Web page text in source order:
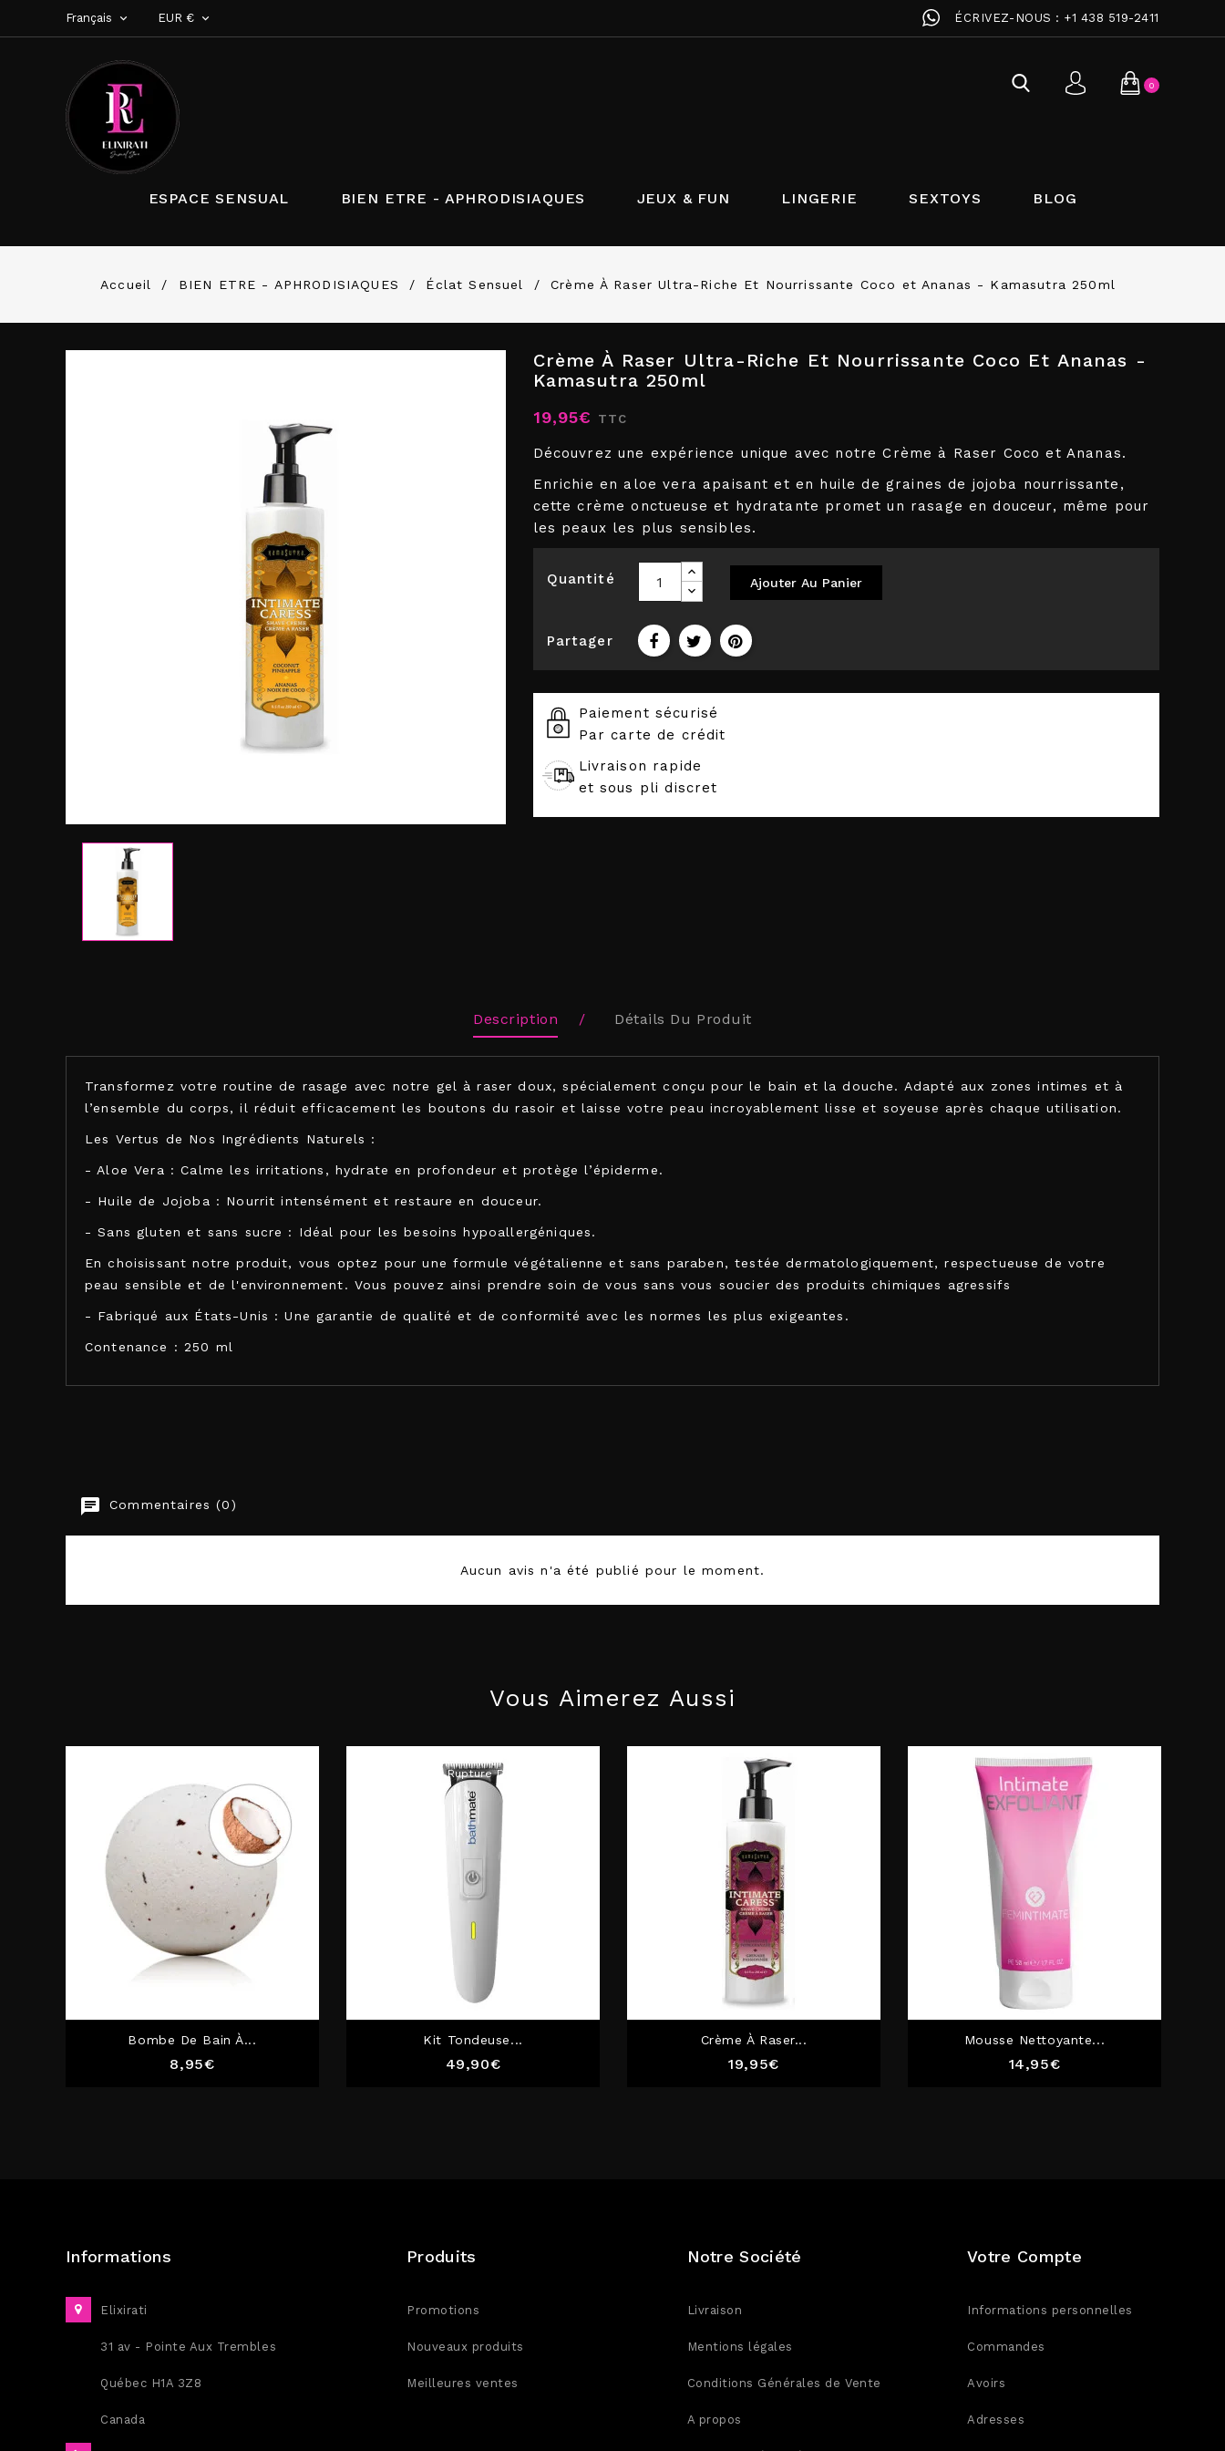
Français  EUR €  ÉCRIVEZ-NOUS : +1 438 519-2411
0
ESPACE SENSUAL BIEN ETRE - APHRODISIAQUES JEUX & FUN LINGERIE SEXTOYS BLOG
Accueil BIEN ETRE - APHRODISIAQUES Éclat Sensuel Crème À Raser Ultra-Riche Et Nourrissante Coco et Ananas - Kamasutra 250ml
Crème À Raser Ultra-Riche Et Nourrissante Coco Et Ananas -
Kamasutra 250ml
19,95€ TTC
Découvrez une expérience unique avec notre Crème à Raser Coco et Ananas.
Enrichie en aloe vera apaisant et en huile de graines de jojoba nourrissante,
cette crème onctueuse et hydratante promet un rasage en douceur, même pour
les peaux les plus sensibles.
Quantité Ajouter Au Panier
Partager
Paiement sécurisé
Par carte de crédit
Livraison rapide
et sous pli discret
Description Détails Du Produit
Transformez votre routine de rasage avec notre gel à raser doux, spécialement conçu pour le bain et la douche. Adapté aux zones intimes et à
l’ensemble du corps, il réduit efficacement les boutons du rasoir et laisse votre peau incroyablement lisse et soyeuse après chaque utilisation.
Les Vertus de Nos Ingrédients Naturels :
- Aloe Vera : Calme les irritations, hydrate en profondeur et protège l’épiderme.
- Huile de Jojoba : Nourrit intensément et restaure en douceur.
- Sans gluten et sans sucre : Idéal pour les besoins hypoallergéniques.
En choisissant notre produit, vous optez pour une formule végétalienne et sans paraben, testée dermatologiquement, respectueuse de votre
peau sensible et de l'environnement. Vous pouvez ainsi prendre soin de vous sans vous soucier des produits chimiques agressifs
- Fabriqué aux États-Unis : Une garantie de qualité et de conformité avec les normes les plus exigeantes.
Contenance : 250 ml
EAN-13
Commentaires (0)
Aucun avis n'a été publié pour le moment.
Vous Aimerez Aussi
Bombe De Bain À...
8,95€Prix
Rupture De Stock
Kit Tondeuse...
49,90€Prix
Crème À Raser...
19,95€Prix
Mousse Nettoyante...
14,95€Prix
Informations
Elixirati
31 av - Pointe Aux Trembles
Québec H1A 3Z8
Canada
Produits
Promotions
Nouveaux produits
Meilleures ventes
Notre Société
Livraison
Mentions légales
Conditions Générales de Vente
A propos
Votre Compte
Informations personnelles
Commandes
Avoirs
Adresses